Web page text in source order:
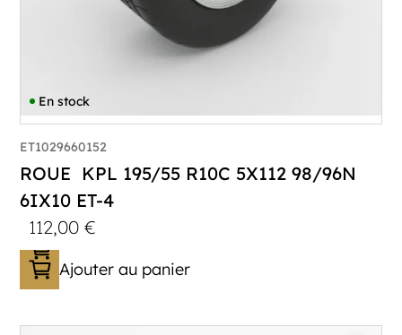
En stock
ET1029660152
ROUE KPL 195/55 R10C 5X112 98/96N
6IX10 ET-4
112,00€
Ajouter au panier